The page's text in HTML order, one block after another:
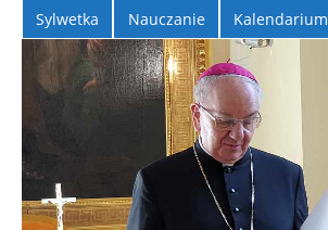
Sylwetka Nauczanie Kalendarium